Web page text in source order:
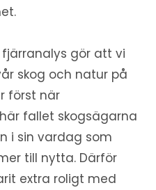
gör att vi
skog och natur på
först när
fallet skogsägarna
i sin vardag som
till nytta. Därför
extra roligt med